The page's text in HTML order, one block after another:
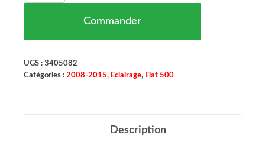
Commander
UGS : 3405082
Catégories : 2008-2015, Eclairage, Fiat 500
Description